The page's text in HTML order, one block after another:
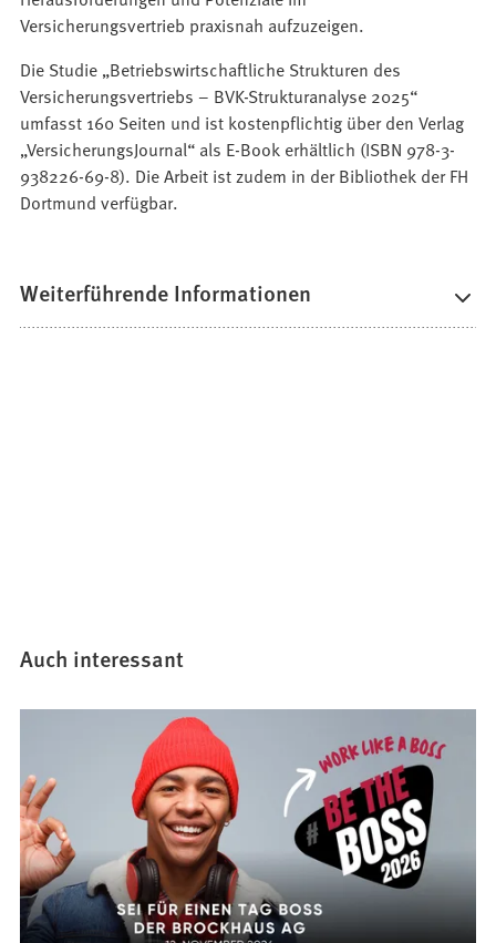
Versicherungsvertrieb praxisnah aufzuzeigen.
Die Studie „Betriebswirtschaftliche Strukturen des
Versicherungsvertriebs – BVK-Strukturanalyse 2025“
umfasst 160 Seiten und ist kostenpflichtig über den Verlag
„VersicherungsJournal“ als E-Book erhältlich (ISBN 978-3-
938226-69-8). Die Arbeit ist zudem in der Bibliothek der FH
Dortmund verfügbar.
Weiterführende Informationen
Auch interessant